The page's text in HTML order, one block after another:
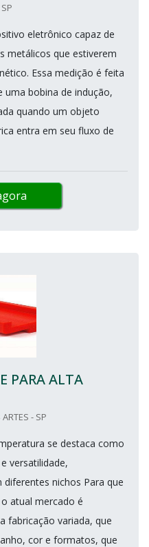
eletrônico capaz de
metálicos que estiverem
Essa medição é feita
uma bobina de indução,
quando um objeto
entra em seu fluxo de
PARA ALTA
- SP
se destaca como
versatilidade,
nichos Para que
atual mercado é
fabricação variada, que
cor e formatos, que